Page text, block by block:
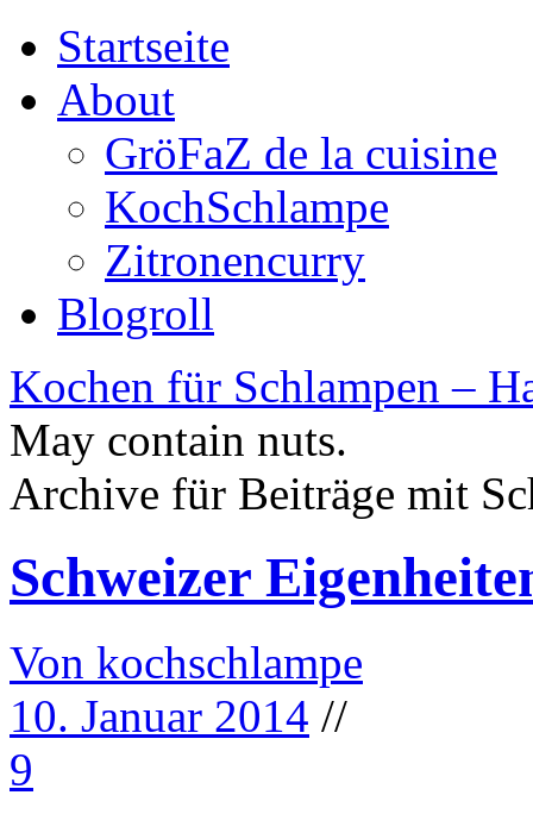
Startseite
About
GröFaZ de la cuisine
KochSchlampe
Zitronencurry
Blogroll
Kochen für Schlampen –
May contain nuts.
Archive für Beiträge mit
Schweizer
Von kochschlampe
10. Januar 2014 //
9